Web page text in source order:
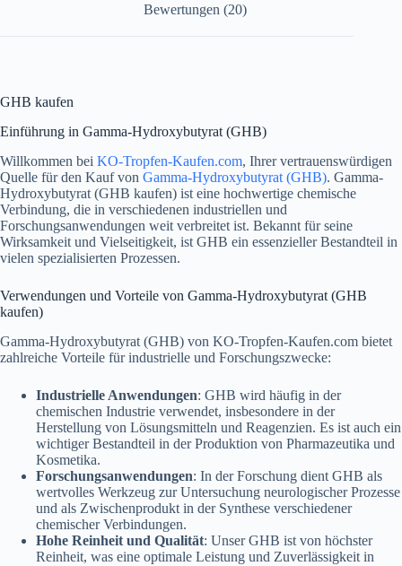
Bewertungen (20)
GHB kaufen
Einführung in Gamma-Hydroxybutyrat (GHB)
Willkommen bei KO-Tropfen-Kaufen.com, Ihrer vertrauenswürdigen
Quelle für den Kauf von Gamma-Hydroxybutyrat (GHB). Gamma-
Hydroxybutyrat (GHB kaufen) ist eine hochwertige chemische
Verbindung, die in verschiedenen industriellen und
Forschungsanwendungen weit verbreitet ist. Bekannt für seine
Wirksamkeit und Vielseitigkeit, ist GHB ein essenzieller Bestandteil in
vielen spezialisierten Prozessen.
Verwendungen und Vorteile von Gamma-Hydroxybutyrat (GHB
kaufen)
Gamma-Hydroxybutyrat (GHB) von KO-Tropfen-Kaufen.com bietet
zahlreiche Vorteile für industrielle und Forschungszwecke:
Industrielle Anwendungen: GHB wird häufig in der
chemischen Industrie verwendet, insbesondere in der
Herstellung von Lösungsmitteln und Reagenzien. Es ist auch ein
wichtiger Bestandteil in der Produktion von Pharmazeutika und
Kosmetika.
Forschungsanwendungen: In der Forschung dient GHB als
wertvolles Werkzeug zur Untersuchung neurologischer Prozesse
und als Zwischenprodukt in der Synthese verschiedener
chemischer Verbindungen.
Hohe Reinheit und Qualität: Unser GHB ist von höchster
Reinheit, was eine optimale Leistung und Zuverlässigkeit in